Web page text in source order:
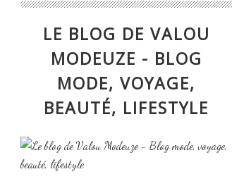
LE BLOG DE VALOU
MODEUZE - BLOG
MODE, VOYAGE,
BEAUTÉ, LIFESTYLE